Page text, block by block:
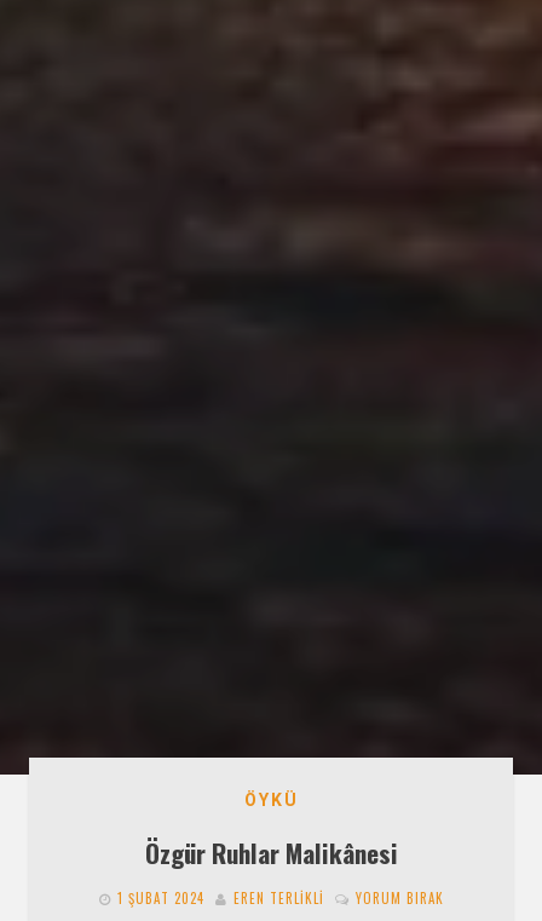
ÖYKÜ
Özgür Ruhlar Malikânesi
1 ŞUBAT 2024 EREN TERLIKLI YORUM BIRAK